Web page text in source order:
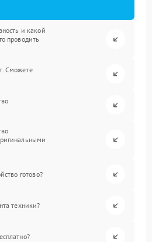
и какой
проводить
Сможете
готово?
техники?